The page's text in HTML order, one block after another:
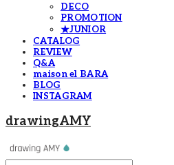
DECO
PROMOTION
★JUNIOR
CATALOG
REVIEW
Q&A
maison el BARA
BLOG
INSTAGRAM
drawingAMY